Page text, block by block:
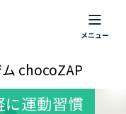
chocoZAP
に運動習慣